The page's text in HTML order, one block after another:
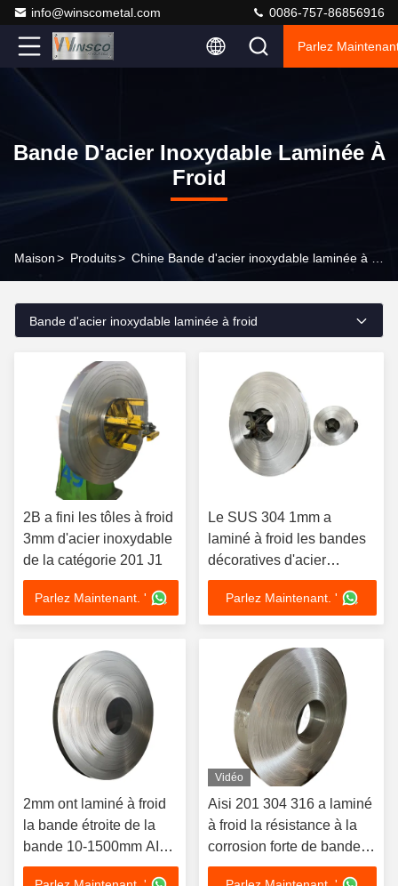
info@winscometal.com 0086-757-86856916
Parlez
Bande D'acier Inoxydable Laminée À
Froid
Maison> Produits>
Bande d'acier inoxydable laminée à froid
2B a fini les tôles à froid
3mm d'acier inoxydable
de la catégorie 201 J1
Parlez Maintenant. '
Le SUS 304 1mm a
laminé à froid les bandes
décoratives d'acier
inoxydable
Parlez Maintenant. '
2mm ont laminé à froid
la bande étroite de la
bande 10-1500mm AISI
316 d'acier inoxydable
Vidéo
Aisi 201 304 316 a laminé
à froid la résistance à la
corrosion forte de bande
d'acier inoxydable